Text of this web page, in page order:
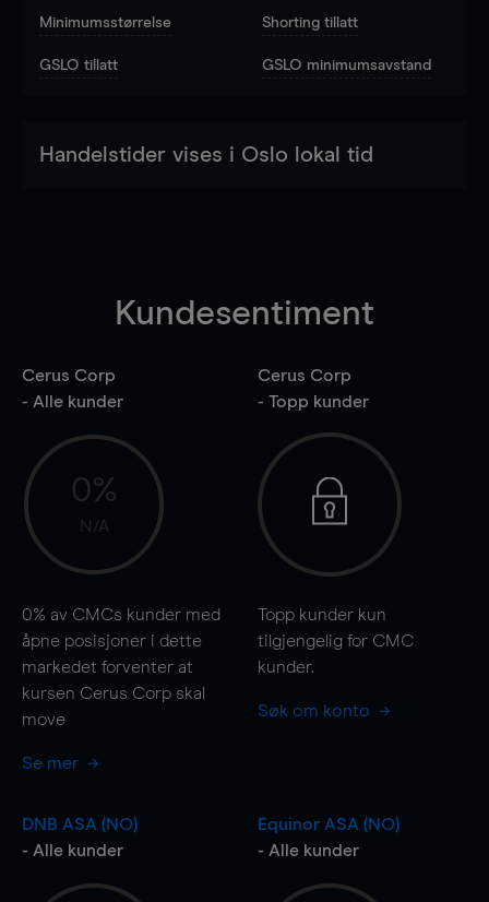
Minimumsstørrelse Shorting tillatt
GSLO tillatt GSLO minimumsavstand
Handelstider vises i Oslo lokal tid
Kundesentiment
Cerus Corp
- Alle kunder
0%
N/A
0% av CMCs kunder med
åpne posisjoner i dette
markedet forventer at
kursen Cerus Corp skal
move
Se mer
Cerus Corp
- Topp kunder
Topp kunder kun
tilgjengelig for CMC
kunder.
Søk om konto
DNB ASA (NO)
- Alle kunder
Equinor ASA (NO)
- Alle kunder